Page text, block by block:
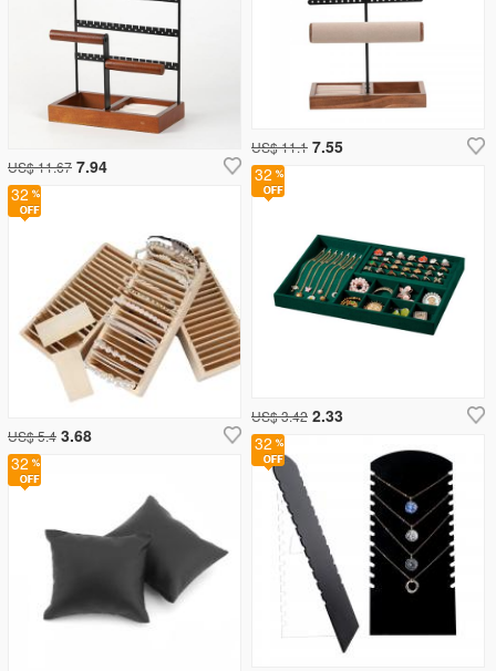
32
US$ 3.42 2.33
US$ 11.67 7.94
US$ 11.1 7.55
32
32
32
US$ 5.4 3.68